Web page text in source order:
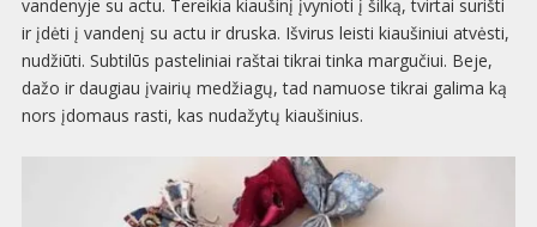
vandenyje su actu. Tereikia kiaušinį įvynioti į šilką, tvirtai surišti
ir įdėti į vandenį su actu ir druska. Išvirus leisti kiaušiniui atvėsti,
nudžiūti. Subtilūs pasteliniai raštai tikrai tinka margučiui. Beje,
dažo ir daugiau įvairių medžiagų, tad namuose tikrai galima ką
nors įdomaus rasti, kas nudažytų kiaušinius.